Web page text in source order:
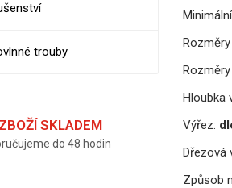
Hloubka
Výřez:
Dřezová
Způsob
trouby
ZBOŽÍ SKLADEM
do 48 hodin